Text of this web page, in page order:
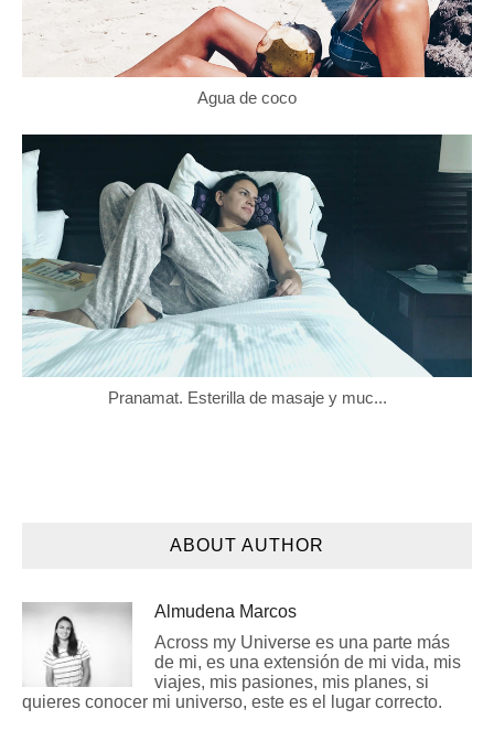
Agua de coco
Pranamat. Esterilla de masaje y muc...
ABOUT AUTHOR
Almudena Marcos
Across my Universe es una parte más
de mi, es una extensión de mi vida, mis
viajes, mis pasiones, mis planes, si
quieres conocer mi universo, este es el lugar correcto.